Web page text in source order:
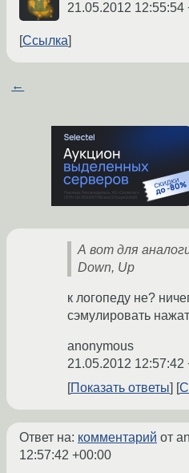
21.05.2012 12:55:54
Ссылка
←
А вот для
Down, Up
к логопеду не?
сэмулировать
anonymous
21.05.2012 12:57:42
Показать ответы
Ответ на: комментарий от
12:57:42 +00:00